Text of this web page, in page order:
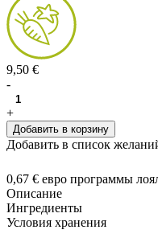
9,50 €
-
+
Добавить в корзину
Добавить в список
0,67 € евро программы
Описание
Ингредиенты
Условия хранения